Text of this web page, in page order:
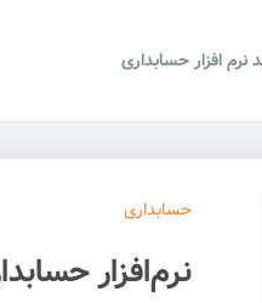
نرم افزار حسابداری
حسابداری
نرم‌افزار